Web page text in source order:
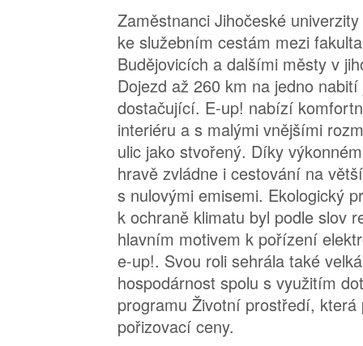
Zaměstnanci Jihočeské
ke služebním cestám mezi
Budějovicích a dalšími městy v
Dojezd až 260 km na jedno
dostačující. E-up! nabízí
interiéru a s malými vnějšími
ulic jako stvořený. Díky
hravě zvládne i cestování na
s nulovými emisemi. Ekologický
k ochraně klimatu byl podle slov
hlavním motivem k pořízení
e-up!. Svou roli sehrála také
hospodárnost spolu s využitím
programu Životní prostředí, která
pořizovací ceny.